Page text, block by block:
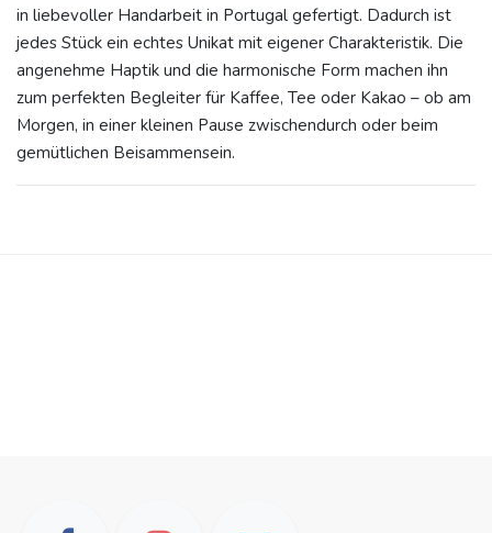
in liebevoller Handarbeit in Portugal gefertigt. Dadurch ist
jedes Stück ein echtes Unikat mit eigener Charakteristik. Die
angenehme Haptik und die harmonische Form machen ihn
zum perfekten Begleiter für Kaffee, Tee oder Kakao – ob am
Morgen, in einer kleinen Pause zwischendurch oder beim
gemütlichen Beisammensein.